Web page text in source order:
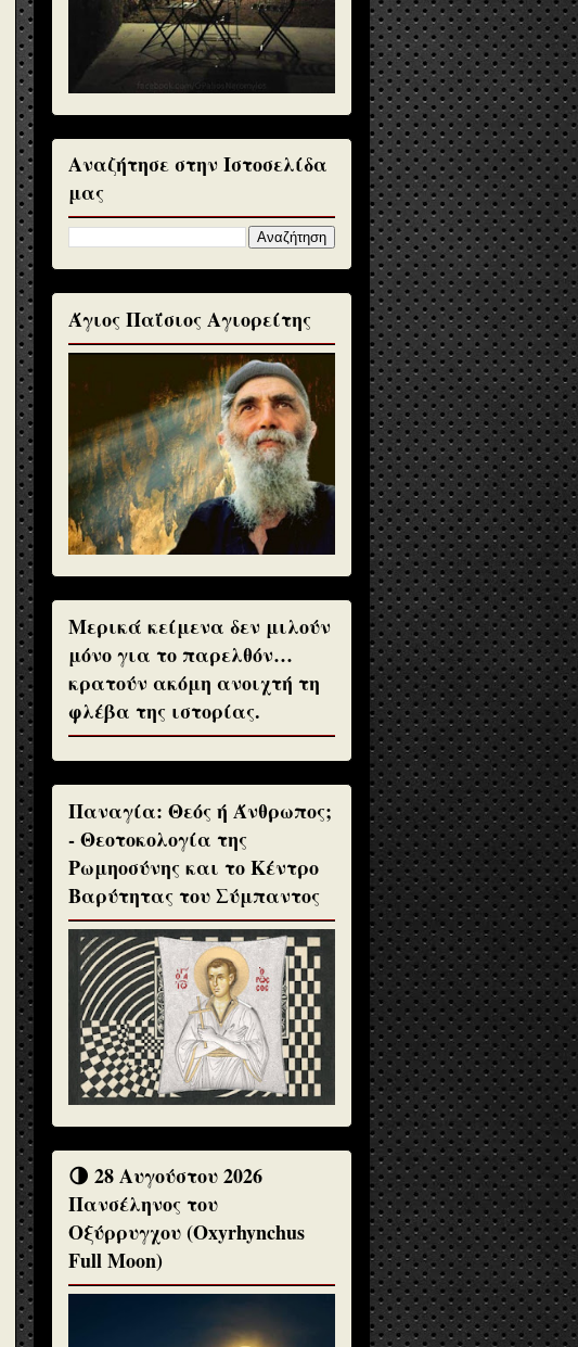
Αναζήτησε στην Ιστοσελίδα
μας
Άγιος Παΐσιος Αγιορείτης
Μερικά κείμενα δεν μιλούν
μόνο για το παρελθόν…
κρατούν ακόμη ανοιχτή τη
φλέβα της ιστορίας.
Παναγία: Θεός ή Άνθρωπος;
- Θεοτοκολογία της
Ρωμηοσύνης και το Κέντρο
Βαρύτητας του Σύμπαντος
🌗 28 Αυγούστου 2026
Πανσέληνος του
Οξύρρυγχου (Oxyrhynchus
Full Moon)